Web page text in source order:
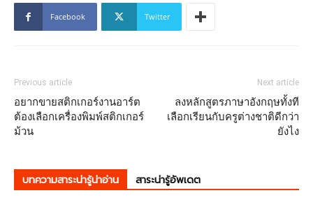
Facebook Twitter
Previous article
อยากขายสติกเกอร์งานอาร์ต
ต้องเลือกเครื่องพิมพ์สติกเกอร์
ม้วน
Next article
ลงหลักสูตรภาษาอังกฤษทั้งที
เลือกเรียนกับครูต่างชาติดีกว่า
ยังไง
บทความสาระน่ารู้น่าอ่าน สาระน่ารู้อัพเดต